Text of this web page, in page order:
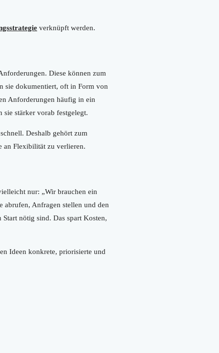
verknüpft werden.
Diese können zum
sie dokumentiert, oft in Form von
Anforderungen häufig in ein
stärker vorab festgelegt.
Deshalb gehört zum
an Flexibilität zu verlieren.
nur: „Wir brauchen ein
abrufen, Anfragen stellen und den
nötig sind. Das spart Kosten,
Ideen konkrete, priorisierte und